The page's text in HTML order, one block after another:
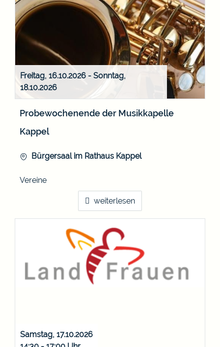
Freitag, 16.10.2026 - Sonntag,
18.10.2026
Probewochenende der Musikkapelle
Kappel
Bürgersaal im Rathaus Kappel
Vereine
weiterlesen
Samstag, 17.10.2026